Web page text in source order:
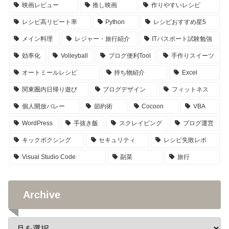
映画レビュー 推し映画 作りやすいレシピ
レシピ高リピート率 Python レシピおすすめ星5
メイン料理 レジャー・旅行紹介 ITパスポート試験勉強
効率化 Volleyball ブログ便利Tool 手作りスイーツ
オートミールレシピ 持ち物紹介 Excel
関東圏内日帰り遊び ブログデザイン フィットネス
個人開放バレー 節約術 Cocoon VBA
WordPress 手抜き飯 スクレイピング ブログ運営
キックボクシング セキュリティ レシピ失敗レポ
Visual Studio Code 副菜 旅行
Archive